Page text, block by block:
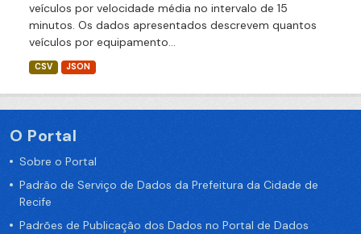
veículos por velocidade média no intervalo de 15
minutos. Os dados apresentados descrevem quantos
veículos por equipamento...
CSV JSON
O Portal
Sobre o Portal
Padrão de Serviço de Dados da Prefeitura da Cidade de
Recife
Padrões de Publicação dos Dados no Portal de Dados